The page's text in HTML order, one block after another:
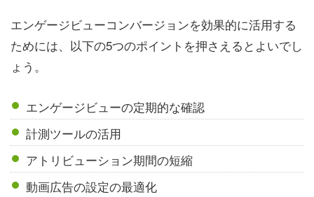
エンゲージビューコンバージョンを効果的に活用する
ためには、以下の5つのポイントを押さえるとよいでし
ょう。
エンゲージビューの定期的な確認
計測ツールの活用
アトリビューション期間の短縮
動画広告の設定の最適化